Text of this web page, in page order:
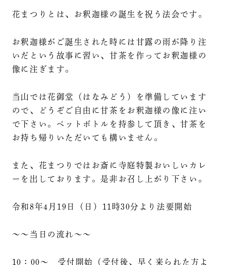
花まつりとは、お釈迦様の誕生を祝う法会です。
お釈迦様がご誕生された時には甘露の雨が降り注
いだという故事に習い、甘茶を作ってお釈迦様の
像に注ぎます。
当山では花御堂（はなみどう）を準備しています
ので、どうぞご自由に甘茶をお釈迦様の像に注い
で下さい。ペットボトルを持参して頂き、甘茶を
お持ち帰りいただいても構いません。
また、花まつりではお斎に寺庭特製おいしいカレ
ーを出しております。是非お召し上がり下さい。
令和8年4月19日（日）11時30分より法要開始
～～当日の流れ～～
10：00～ 受付開始（受付後、早く来られた方よ